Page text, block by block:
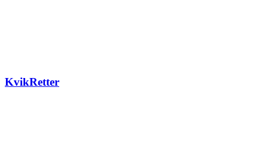
KvikRetter